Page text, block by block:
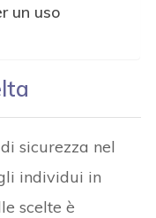
un uso
sicurezza nel
individui in
scelte è